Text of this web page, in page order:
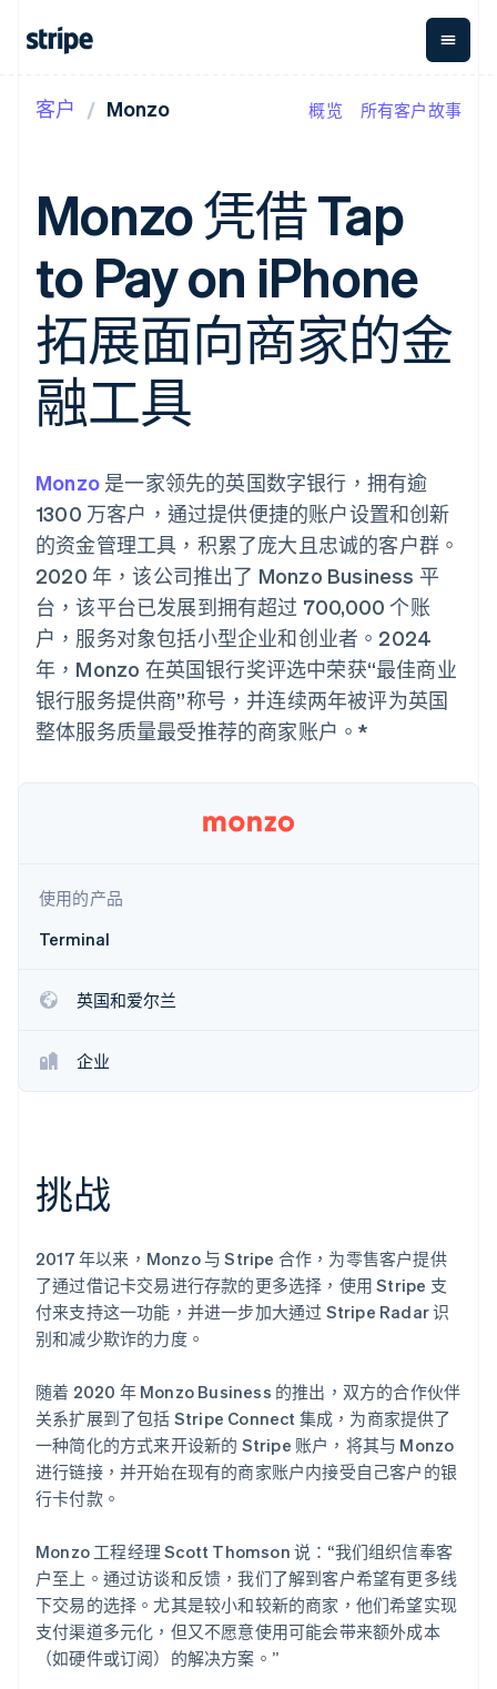
支付
在线支付
Managed
Payments
方案
Payment links
无代码支付
Checkout
预构建支付界
面
Elements
methods
接入 125+ 种支
付方式
Authorization
Boost
支付成功率优
化
Link
加速结账
经常性收入
Metronome
按用量计费
Subscriptions
订阅管理
Invoicing
一次性或定期
账单
会计自动化
Stripe Sigma
自定义报告
Data Pipeline
数据同步
资金管
Payouts
方打款
Crypto
钱包、
稳定币
发行和
平台
更多
了解未来规划
初创企业注册
碳移除
了解 Stripe 如何为 AI 构建经济基础设施。
按企业阶段
按应用场景
智能体商务
加密货币
电子商务
财务自动化
全球化企业
应用内支付
资金管理
平台
SaaS
按行业
AI 企业
创作者经济
游戏
酒店、旅游与休闲
保险
专业服务
文档
库与 SDK
Stripe Apps
指南
接受线上付款
构建平台或交易市场
管理订阅
提供按用量计费
通过智能体配置和管理服
务
资源
应用集成
代码示例
开发者博客
API 状态
指南
支持
获取支持
托管支持方案
产品路线图
Sessions 年度大会
招聘
资讯中心
Stripe Press
联系
联系销售
成为合作伙伴
客户 Monzo 概览 所有客户故事
Monzo 凭借 Tap
to Pay on iPhone
拓展面向商家的金
融工具
Monzo 是一家领先的英国数字银行，拥有逾
1300 万客户，通过提供便捷的账户设置和创新
的资金管理工具，积累了庞大且忠诚的客户群。
2020 年，该公司推出了 Monzo Business 平
台，该平台已发展到拥有超过 700,000 个账
户，服务对象包括小型企业和创业者。2024
年，Monzo 在英国银行奖评选中荣获“最佳商业
银行服务提供商”称号，并连续两年被评为英国
整体服务质量最受推荐的商家账户。*
使用的产品
Terminal
英国和爱尔兰
企业
挑战
2017 年以来，Monzo 与 Stripe 合作，为零售客户提供
了通过借记卡交易进行存款的更多选择，使用 Stripe 支
付来支持这一功能，并进一步加大通过 Stripe Radar 识
别和减少欺诈的力度。
随着 2020 年 Monzo Business 的推出，双方的合作伙伴
关系扩展到了包括 Stripe Connect 集成，为商家提供了
一种简化的方式来开设新的 Stripe 账户，将其与 Monzo
进行链接，并开始在现有的商家账户内接受自己客户的银
行卡付款。
Monzo 工程经理 Scott Thomson 说：“我们组织信奉客
户至上。通过访谈和反馈，我们了解到客户希望有更多线
下交易的选择。尤其是较小和较新的商家，他们希望实现
支付渠道多元化，但又不愿意使用可能会带来额外成本
（如硬件或订阅）的解决方案。”